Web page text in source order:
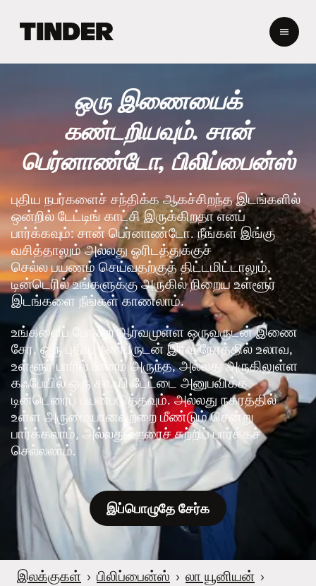
ஹோ
ம்
ஒரு இணையைக்
கண்டறியவும். சான்
பெர்னாண்டோ, பிலிப்பைன்ஸ்
புதிய நபர்களைச் சந்திக்க ஆகச்சிறந்த இடங்களில்
ஒன்றில் டேட்டிங் காட்சி இருக்கிறதா எனப்
பார்க்கவும்: சான் பெர்னாண்டோ. நீங்கள் இங்கு
வசித்தாலும் அல்லது ஓரிடத்துக்குச்
செல்ல பயணம் செய்வதற்குத் திட்டமிட்டாலும்,
டின்டெரில் உங்களுக்கு அருகில் நிறைய உள்ளூர்
இடங்களை நீங்கள் காணலாம்.
உங்களைப் போன்ற ஆர்வமுள்ள ஒருவருடன் இணை
சேர, ஒரு புதிய நண்பருடன் இரவு நேரத்தில் உலாவ,
உள்ளூர் பாரில் பானம் அருந்த, அல்லது அருகிலுள்ள
கஃபேயில் ஒரு காஃபி டேட்டை அனுபவிக்க
டின்டெரைப் பயன்படுத்தவும். அல்லது நகரத்தில்
உள்ள அருமையானவற்றை மீண்டும் சென்று
பார்க்கலாம், அல்லது ஊரைச் சுற்றிப் பார்க்கச்
செல்லலாம்.
இப்பொழுதே சேர்க
இலக்குகள் › பிலிப்பைன்ஸ் › லா யூனியன் ›